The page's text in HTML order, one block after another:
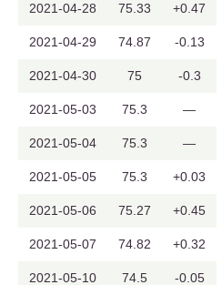
2021-04-28 75.33 +0.47
2021-04-29 74.87 -0.13
2021-04-30 75 -0.3
2021-05-03 75.3 —
2021-05-04 75.3 —
2021-05-05 75.3 +0.03
2021-05-06 75.27 +0.45
2021-05-07 74.82 +0.32
2021-05-10 74.5 -0.05